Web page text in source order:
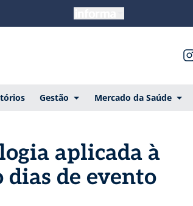
Gestão Mercado da Saúde
aplicada à
de evento